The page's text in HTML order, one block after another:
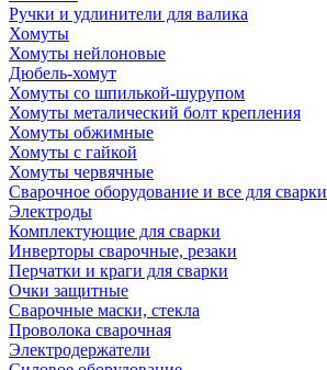
Ручки и удлинители для валика
Хомуты
Хомуты нейлоновые
Дюбель-хомут
Хомуты со шпилькой-шурупом
Хомуты металический болт крепления
Хомуты обжимные
Хомуты с гайкой
Хомуты червячные
Сварочное оборудование и все для сварки
Электроды
Комплектующие для сварки
Инверторы сварочные, резаки
Перчатки и краги для сварки
Очки защитные
Сварочные маски, стекла
Проволока сварочная
Электродержатели